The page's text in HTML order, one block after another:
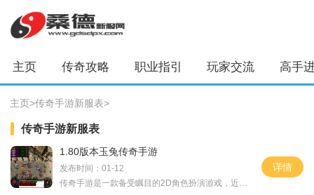
主页 传奇攻略 职业指引 玩家交流 高手
主页>传奇手游新服表>
传奇手游新服表
1.80版本玉兔传奇手游
发布时间：01-12
传奇手游是一款备受瞩目的2D角色扮演游戏，近日推出了其又一版本——1.80版本玉兔传奇手游。这个版本充满了创意和刺激，给玩家带来了全新的游戏体验。作为一款传奇游戏，1.80版本
详情